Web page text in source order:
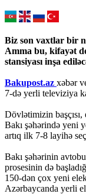
Biz son vaxtlar bir
Amma bu, kifayət
stansiyası inşa
Bakupost.az xəbər
7-də yerli televiziya
Dövlətimizin
Bakı şəhərində yeni
artıq ilk 7-8 layihə
Bakı şəhərinin
prosesinin də
150-dən çox yeni
Azərbaycanda yerli